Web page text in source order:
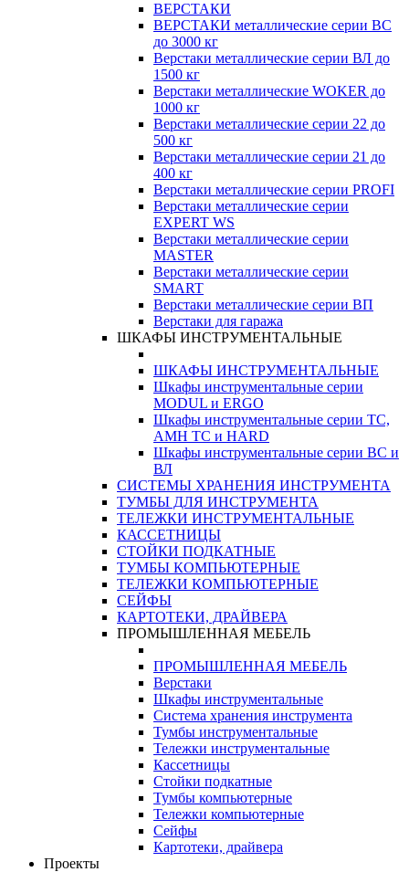
ВЕРСТАКИ
ВЕРСТАКИ металлические серии ВС
до 3000 кг
Верстаки металлические серии ВЛ до
1500 кг
Верстаки металлические WOKER до
1000 кг
Верстаки металлические серии 22 до
500 кг
Верстаки металлические серии 21 до
400 кг
Верстаки металлические серии PROFI
Верстаки металлические серии
EXPERT WS
Верстаки металлические серии
MASTER
Верстаки металлические серии
SMART
Верстаки металлические серии ВП
Верстаки для гаража
ШКАФЫ ИНСТРУМЕНТАЛЬНЫЕ
ШКАФЫ ИНСТРУМЕНТАЛЬНЫЕ
Шкафы инструментальные серии
MODUL и ERGO
Шкафы инструментальные серии ТС,
АМН ТС и HARD
Шкафы инструментальные серии ВС и
ВЛ
СИСТЕМЫ ХРАНЕНИЯ ИНСТРУМЕНТА
ТУМБЫ ДЛЯ ИНСТРУМЕНТА
ТЕЛЕЖКИ ИНСТРУМЕНТАЛЬНЫЕ
КАССЕТНИЦЫ
СТОЙКИ ПОДКАТНЫЕ
ТУМБЫ КОМПЬЮТЕРНЫЕ
ТЕЛЕЖКИ КОМПЬЮТЕРНЫЕ
СЕЙФЫ
КАРТОТЕКИ, ДРАЙВЕРА
ПРОМЫШЛЕННАЯ МЕБЕЛЬ
ПРОМЫШЛЕННАЯ МЕБЕЛЬ
Верстаки
Шкафы инструментальные
Система хранения инструмента
Тумбы инструментальные
Тележки инструментальные
Кассетницы
Стойки подкатные
Тумбы компьютерные
Тележки компьютерные
Сейфы
Картотеки, драйвера
Проекты